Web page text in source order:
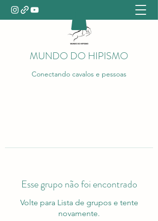
MUNDO DO HIPISMO
Conectando cavalos e pessoas
Esse grupo não foi encontrado
Volte para Lista de grupos e tente
novamente.